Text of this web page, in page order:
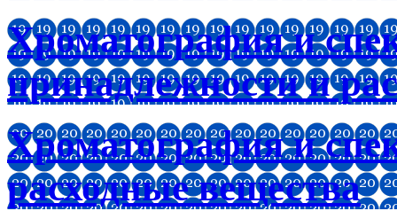
Хроматография и
принадлежности и
Хроматография и
расходные вещества